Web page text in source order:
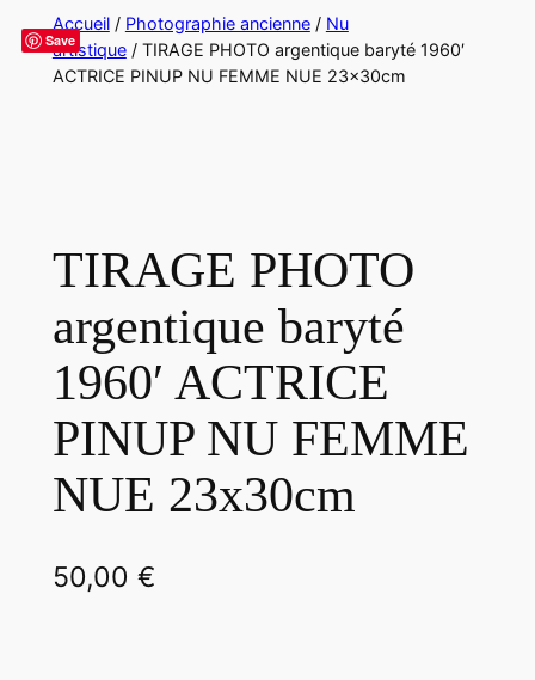
Save
Accueil/ Photographie ancienne/ Nu
artistique/ TIRAGE PHOTO argentique baryté 1960′
ACTRICE PINUP NU FEMME NUE 23x30cm
TIRAGE PHOTO
argentique baryté
1960′ ACTRICE
PINUP NU FEMME
NUE 23x30cm
50,00 €